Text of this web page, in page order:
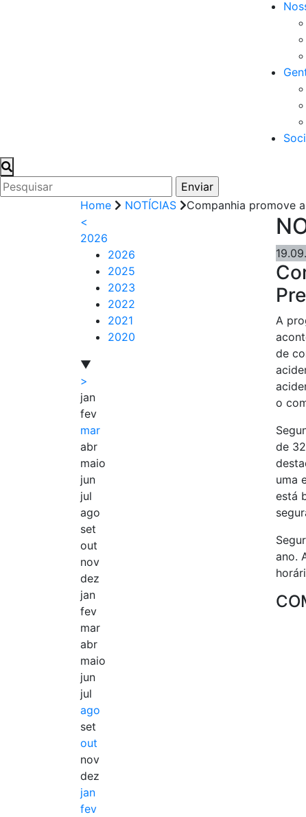
Home NOTÍCIAS
Companhia promove
<
2026
2026
2025
2023
2022
2021
2020
▼
>
jan
fev
mar
abr
maio
jun
jul
ago
set
out
nov
dez
jan
fev
mar
abr
maio
jun
jul
ago
set
out
nov
dez
jan
fev
A
de
o
de
uma
está
ano.